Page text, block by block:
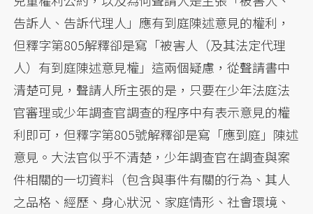
告訴人、告訴代理人」應有到庭陳述意見的權利，
但釋字第805解釋卻是寫「被害人（及其法定代理
人）有到庭陳述意見權」這兩個疑慮，從聲請書中
清楚可見，聲請人所主張的是，只要在少年法庭法
官審理或少年調查官調查的程序中有表示意見的權
利即可，但釋字第805號解釋卻是寫「應到庭」陳述
意見。大法官似乎不清楚，少年調查官在調查與案
件相關的一切資料（包含與事件有關的行為、其人
之品格、經歷、身心狀況、家庭情形、社會環境、